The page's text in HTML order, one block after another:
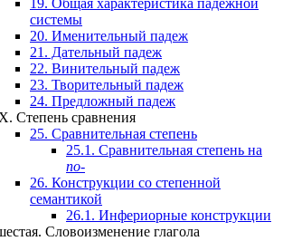
19. Общая характеристика падежной
системы
20. Именительный падеж
21. Дательный падеж
22. Винительный падеж
23. Творительный падеж
24. Предложный падеж
Степень сравнения
25. Сравнительная степень
25.1. Сравнительная степень на
по-
26. Конструкции со степенной
семантикой
26.1. Инфериорные конструкции
Словоизменение глагола